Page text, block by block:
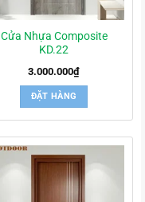
Cửa Nhựa Composite
KD.22
3.000.000₫
ĐẶT HÀNG